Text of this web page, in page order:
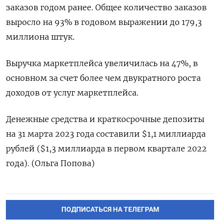
заказов годом ранее. Общее количество заказов
выросло на 93% в годовом выражении до 179,3
миллиона штук.
Выручка маркетплейса увеличилась на 47%, в
основном за счет более чем двукратного роста
доходов от услуг маркетплейса.
Денежные средства и краткосрочные депозиты
на 31 марта 2023 года составили $1,1 миллиарда
рублей ($1,3 миллиарда в первом квартале 2022
года). (Ольга Попова)
ПОДПИСАТЬСЯ НА ТЕЛЕГРАМ